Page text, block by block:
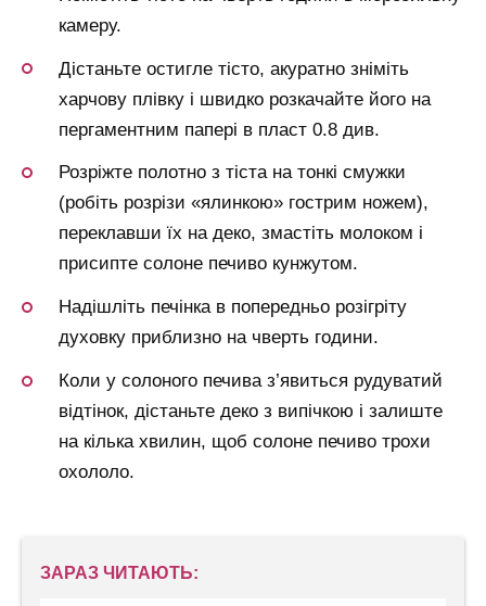
камеру.
Дістаньте остигле тісто, акуратно зніміть
харчову плівку і швидко розкачайте його на
пергаментним папері в пласт 0.8 див.
Розріжте полотно з тіста на тонкі смужки
(робіть розрізи «ялинкою» гострим ножем),
переклавши їх на деко, змастіть молоком і
присипте солоне печиво кунжутом.
Надішліть печінка в попередньо розігріту
духовку приблизно на чверть години.
Коли у солоного печива з’явиться рудуватий
відтінок, дістаньте деко з випічкою і залиште
на кілька хвилин, щоб солоне печиво трохи
охололо.
ЗАРАЗ ЧИТАЮТЬ: